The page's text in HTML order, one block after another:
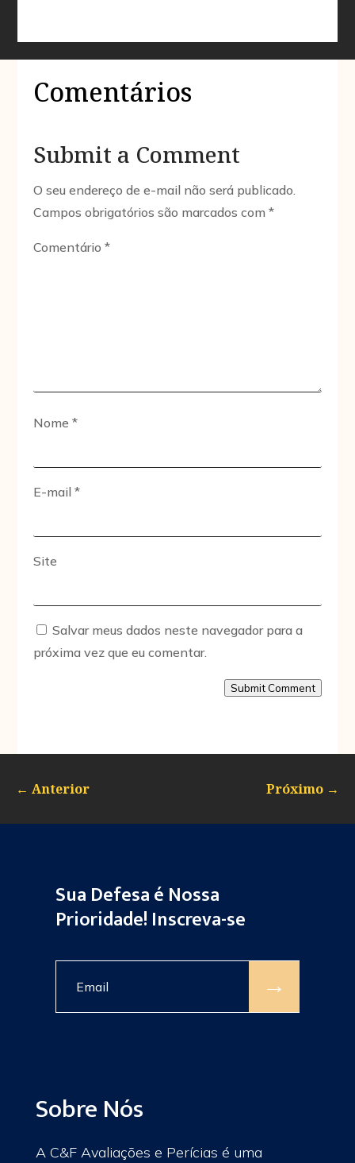
Comentários
Submit a Comment
O seu endereço de e-mail não será publicado.
Campos obrigatórios são marcados com*
Comentário*
Nome*
E-mail*
Site
Salvar meus dados neste navegador para a
próxima vez que eu comentar.
Submit Comment
← Anterior Próximo →
Sua Defesa é Nossa
Prioridade! Inscreva-se
→
Sobre Nós
A C&F Avaliações e Perícias é uma